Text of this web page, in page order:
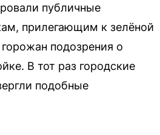
публичные
прилегающим к зелёной
подозрения о
В тот раз городские
подобные